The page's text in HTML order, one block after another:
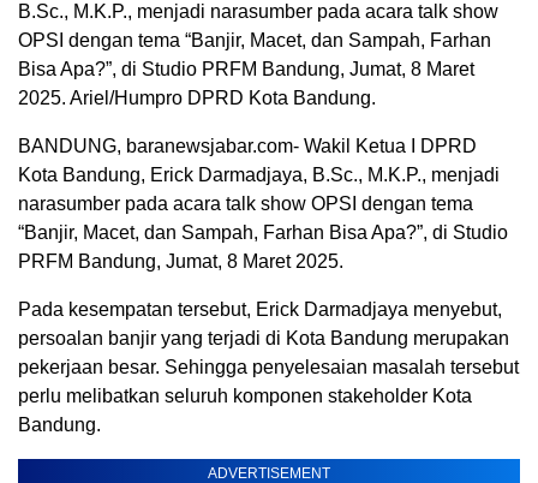
B.Sc., M.K.P., menjadi narasumber pada acara talk show
OPSI dengan tema “Banjir, Macet, dan Sampah, Farhan
Bisa Apa?”, di Studio PRFM Bandung, Jumat, 8 Maret
2025. Ariel/Humpro DPRD Kota Bandung.
BANDUNG, baranewsjabar.com- Wakil Ketua I DPRD
Kota Bandung, Erick Darmadjaya, B.Sc., M.K.P., menjadi
narasumber pada acara talk show OPSI dengan tema
“Banjir, Macet, dan Sampah, Farhan Bisa Apa?”, di Studio
PRFM Bandung, Jumat, 8 Maret 2025.
Pada kesempatan tersebut, Erick Darmadjaya menyebut,
persoalan banjir yang terjadi di Kota Bandung merupakan
pekerjaan besar. Sehingga penyelesaian masalah tersebut
perlu melibatkan seluruh komponen stakeholder Kota
Bandung.
ADVERTISEMENT